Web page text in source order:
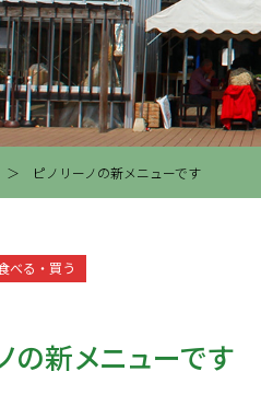
＞ ピノリーノの新メニューです
べる・買う
の新メニューです